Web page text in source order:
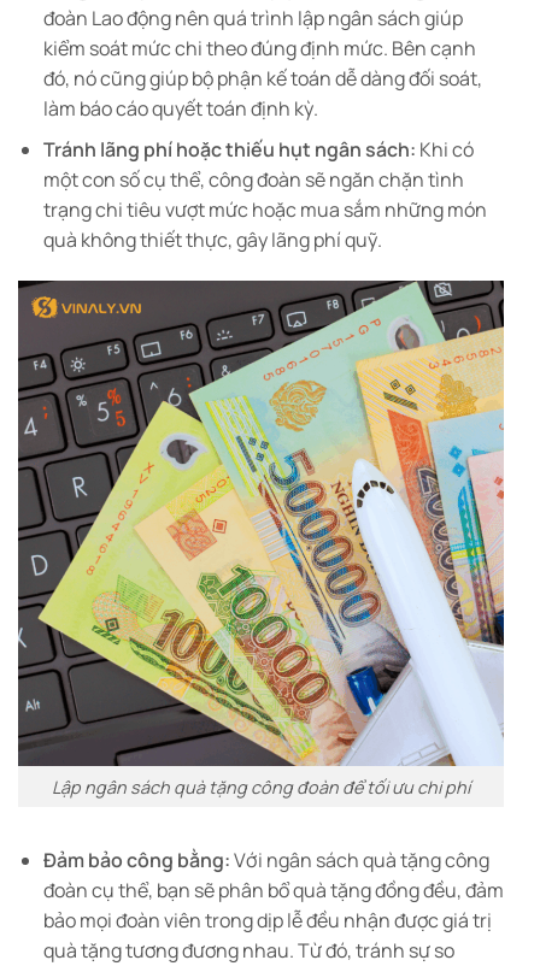
đoàn Lao động nên quá trình lập ngân sách giúp
kiểm soát mức chi theo đúng định mức. Bên cạnh
đó, nó cũng giúp bộ phận kế toán dễ dàng đối soát,
làm báo cáo quyết toán định kỳ.
Tránh lãng phí hoặc thiếu hụt ngân sách: Khi có
một con số cụ thể, công đoàn sẽ ngăn chặn tình
trạng chi tiêu vượt mức hoặc mua sắm những món
quà không thiết thực, gây lãng phí quỹ.
Lập ngân sách quà tặng công đoàn để tối ưu chi phí
Đảm bảo công bằng:Với ngân sách quà tặng công
đoàn cụ thể, bạn sẽ phân bổ quà tặng đồng đều, đảm
bảo mọi đoàn viên trong dịp lễ đều nhận được giá trị
quà tặng tương đương nhau. Từ đó, tránh sự so